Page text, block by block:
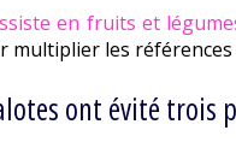
en fruits et
multiplier les
ont évité trois